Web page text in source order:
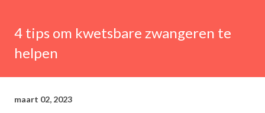
4 tips om kwetsbare zwangeren te
helpen
maart 02, 2023